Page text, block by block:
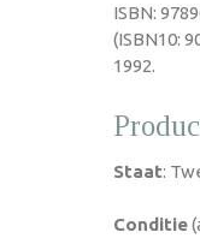
ISBN:
(ISBN10:
1992.
Staat:
Conditie